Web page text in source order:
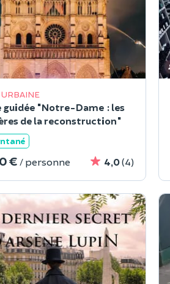
guidée "Notre-Dame : les
de la reconstruction"
€ / personne 4,0(4)